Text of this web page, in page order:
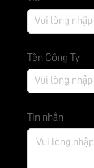
Tên Công Ty
Tin nhắn